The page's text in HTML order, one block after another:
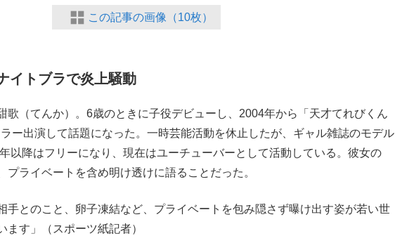
この記事の画像（10枚）
イトブラで炎上騒動
（てんか）。6歳のときに子役デビューし、2004年から「天才てれびくん
ー出演して話題になった。一時芸能活動を休止したが、ギャル雑誌のモデル
以降はフリーになり、現在はユーチューバーとして活動している。彼女の
プライベートを含め明け透けに語ることだった。
手とのこと、卵子凍結など、プライベートを包み隠さず曝け出す姿が若い世
す」（スポーツ紙記者）